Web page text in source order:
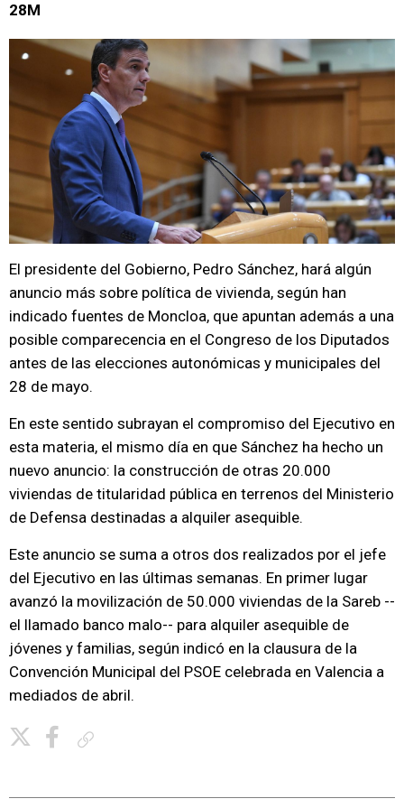
28M
El presidente del Gobierno, Pedro Sánchez, hará algún
anuncio más sobre política de vivienda, según han
indicado fuentes de Moncloa, que apuntan además a una
posible comparecencia en el Congreso de los Diputados
antes de las elecciones autonómicas y municipales del
28 de mayo.
En este sentido subrayan el compromiso del Ejecutivo en
esta materia, el mismo día en que Sánchez ha hecho un
nuevo anuncio: la construcción de otras 20.000
viviendas de titularidad pública en terrenos del Ministerio
de Defensa destinadas a alquiler asequible.
Este anuncio se suma a otros dos realizados por el jefe
del Ejecutivo en las últimas semanas. En primer lugar
avanzó la movilización de 50.000 viviendas de la Sareb --
el llamado banco malo-- para alquiler asequible de
jóvenes y familias, según indicó en la clausura de la
Convención Municipal del PSOE celebrada en Valencia a
mediados de abril.